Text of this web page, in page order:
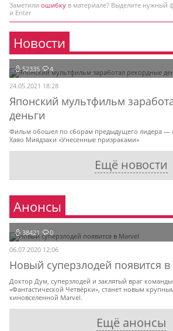
Заметили ошибку в материале? Выделите нужный
и Enter
Новости
52335 4
24.05.2021 18:28
Японский мультфильм
деньги
Фильм обошел по сборам предыдущего лидера —
Хаяо Миядзаки «Унесенные призраками»
Ещё новости
Анонсы
38421 0
06.07.2020 12:06
Новый суперзлодей появится в
Доктор Дум, суперзлодей и заклятый враг
«Фантастической Четвёрки», станет новым
киновселенной Marvel.
Ещё анонсы